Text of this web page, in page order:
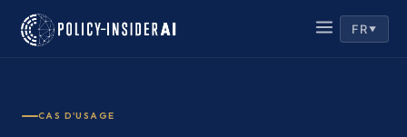
FR ▼
CAS D'USAGE